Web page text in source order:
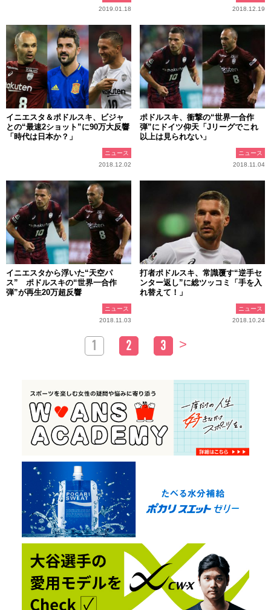
2019.01.18
2018.12.19
イニエスタ＆ポドルスキ、ビジャ
との“最速2ショット”に90万大反響
「時代は日本か？」
ニュース
2018.12.02
ポドルスキ、衝撃の“世界一合作
弾”にドイツ仰天「Jリーグでこれ
以上は見られない」
ニュース
2018.11.04
イニエスタから浮いた“天空パ
ス” ポドルスキの“世界一合作
弾”が再生20万超反響
ニュース
2018.11.03
打者ポドルスキ、常識覆す“逆手セ
ンター返し”に総ツッコミ「手を入
れ替えて！」
ニュース
2018.10.24
1 2 3 >